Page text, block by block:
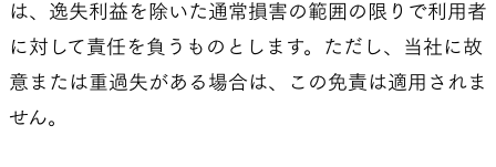
は、逸失利益を除いた通常損害の範囲の限りで利用者
に対して責任を負うものとします。ただし、当社に故
意または重過失がある場合は、この免責は適用されま
せん。